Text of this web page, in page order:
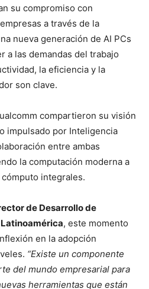
su compromiso con
a través de la
nueva generación de AI PCs
a las demandas del trabajo
la eficiencia y la
son clave.
compartieron su visión
impulsado por Inteligencia
entre ambas
la computación moderna a
integrales.
de Desarrollo de
, este momento
en la adopción
“Existe un componente
del mundo empresarial para
herramientas que están